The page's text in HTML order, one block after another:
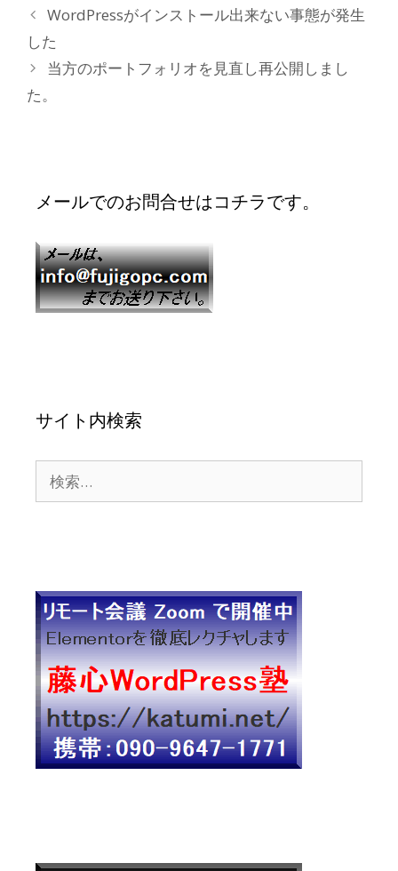
WordPressがインストール出来ない事態が発生
した
当方のポートフォリオを見直し再公開しまし
た。
メールでのお問合せはコチラです。
サイト内検索